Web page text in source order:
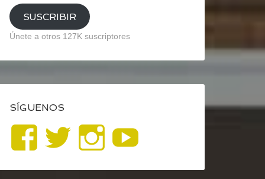
SUSCRIBIR
Únete a otros 127K suscriptores
SÍGUENOS
Ver
perfil
Ver
perfil
Ver
perfil